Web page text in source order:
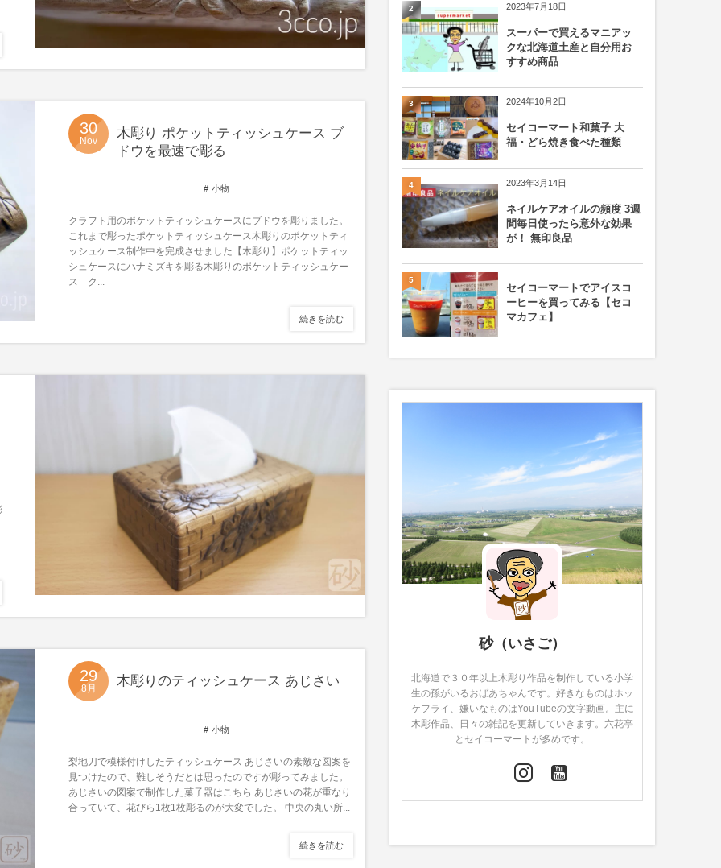
30
Nov
木彫り ポケットティッシュケース ブ
ドウを最速で彫る
小物
クラフト用のポケットティッシュケースにブドウを彫りました。
これまで彫ったポケットティッシュケース木彫りのポケットティ
ッシュケース制作中を完成させました【木彫り】ポケットティッ
シュケースにハナミズキを彫る木彫りのポケットティッシュケー
ス ク...
続きを読む
29
8月 木彫りのティッシュケース あじさい
小物
梨地刀で模様付けしたティッシュケース あじさいの素敵な図案を
見つけたので、難しそうだとは思ったのですが彫ってみました。
あじさいの図案で制作した菓子器はこちら あじさいの花が重なり
合っていて、花びら1枚1枚彫るのが大変でした。 中央の丸い所...
続きを読む
2023年7月18日
スーパーで買えるマニアッ
クな北海道土産と自分用お
すすめ商品
2
2024年10月2日
セイコーマート和菓子 大
福・どら焼き食べた種類
3
2023年3月14日
ネイルケアオイルの頻度 3週
間毎日使ったら意外な効果
が！ 無印良品
4
セイコーマートでアイスコ
ーヒーを買ってみる【セコ
マカフェ】
5
砂（いさご）
北海道で３０年以上木彫り作品を制作している小学
生の孫がいるおばあちゃんです。好きなものはホッ
ケフライ、嫌いなものはYouTubeの文字動画。主に
木彫作品、日々の雑記を更新していきます。六花亭
とセイコーマートが多めです。